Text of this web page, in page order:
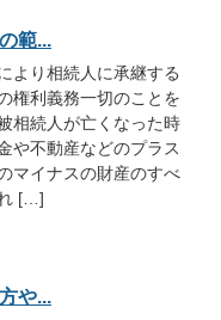
範...
より相続人に承継する
権利義務一切のことを
相続人が亡くなった時
や不動産などのプラス
マイナスの財産のすべ
[…]
や...